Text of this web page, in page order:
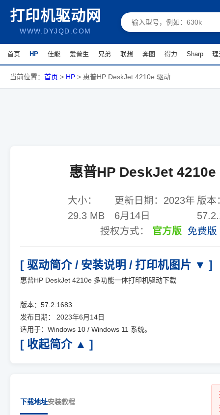
打印机驱动网
WWW.DYJQD.COM
首页 HP 佳能 爱普生 兄弟 联想 奔图 得力 Sharp 理
当前位置： 首页 > HP > 惠普HP DeskJet 4210e 驱动
惠普HP DeskJet 4210e
大小：
29.3 MB
更新日期： 2023年
6月14日
版本
授权方式： 官方版 免费版
[ 驱动简介 / 安装说明 / 打印机图片 ▼ ]
惠普HP DeskJet 4210e 多功能一体打印机驱动下载
版本：57.2.1683
发布日期： 2023年6月14日
适用于：Windows 10 / Windows 11 系统。
[ 收起简介 ▲ ]
下载地址安装教程